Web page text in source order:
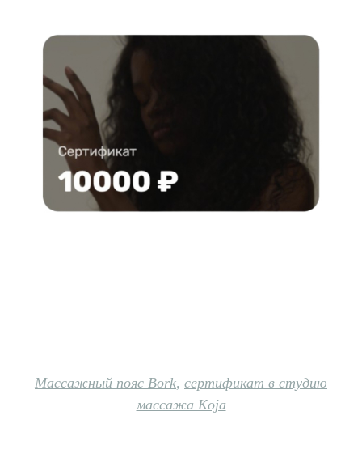
Массажный пояс Bork, сертификат в студию
массажа Koja